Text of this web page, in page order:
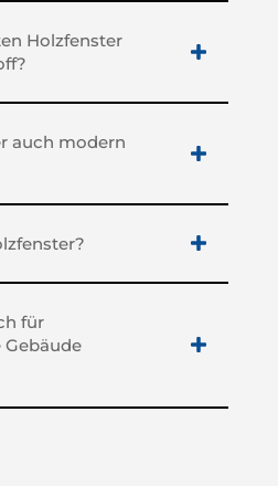
Holzfenster
auch modern
für